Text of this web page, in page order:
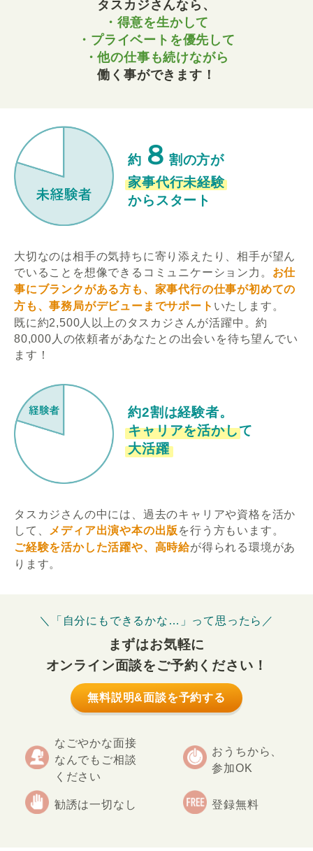
タスカジさんなら、
・得意を生かして
・プライベートを優先して
・他の仕事も続けながら
働く事ができます！
約 ８ 割の方が
家事代行未経験
からスタート
大切なのは相手の気持ちに寄り添えたり、相手が望ん
でいることを想像できるコミュニケーション力。 お仕
事にブランクがある方も、家事代行の仕事が初めての
方も、事務局がデビューまでサポート いたします。
既に約2,500人以上のタスカジさんが活躍中。約
80,000人の依頼者があなたとの出会いを待ち望んでい
ます！
約2割は経験者。
キャリアを活かして
大活躍
タスカジさんの中には、過去のキャリアや資格を活か
して、
メディア出演や本の出版 を行う方もいます。
ご経験を活かした活躍や、高時給が得られる環境があ
ります。
＼「自分にもできるかな…」って思ったら／
まずはお気軽に
オンライン面談をご予約ください！
無料説明&面談を予約する
なごやかな面接
なんでもご相談
ください
おうちから、
参加OK
勧誘は一切なし 登録無料